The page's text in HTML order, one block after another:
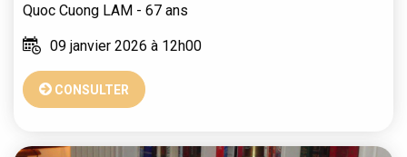
Quoc Cuong LAM - 67 ans
09 janvier 2026 à 12h00
CONSULTER